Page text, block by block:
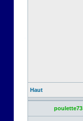
Haut
poulette73